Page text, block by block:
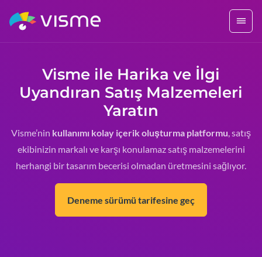
Visme ile Harika ve İlgi
Uyandıran Satış Malzemeleri
Yaratın
Visme’nin kullanımı kolay içerik oluşturma platformu, satış
ekibinizin markalı ve karşı konulamaz satış malzemelerini
herhangi bir tasarım becerisi olmadan üretmesini sağlıyor.
Deneme sürümü tarifesine geç